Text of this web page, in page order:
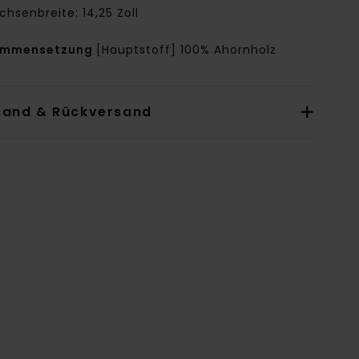
14,25 Zoll
[Hauptstoff] 100% Ahornholz
& Rückversand